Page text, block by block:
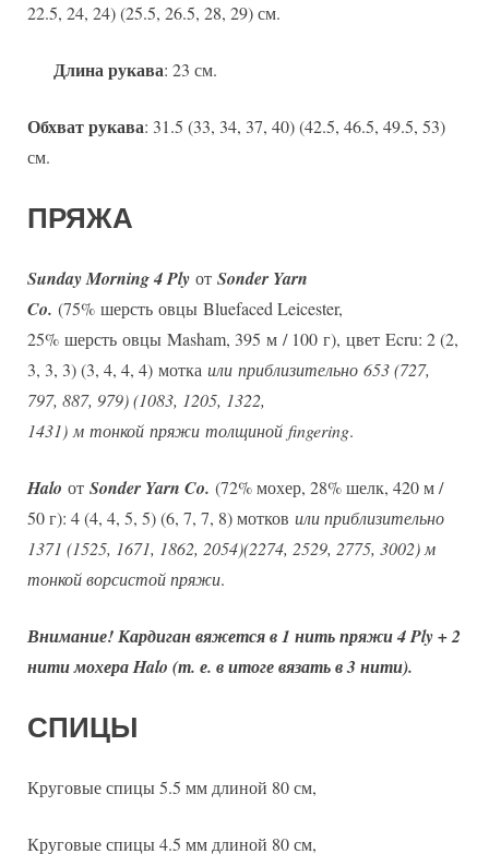
22.5, 24, 24) (25.5, 26.5, 28, 29) см.
Длина рукава: 23 см.
Обхват рукава: 31.5 (33, 34, 37, 40) (42.5, 46.5, 49.5, 53)
см.
ПРЯЖА
Sunday Morning 4 Ply от Sonder Yarn
Co. (75% шерсть овцы Bluefaced Leicester,
25% шерсть овцы Masham, 395 м / 100 г), цвет Ecru: 2 (2,
3, 3, 3) (3, 4, 4, 4) мотка или приблизительно 653 (727,
797, 887, 979) (1083, 1205, 1322,
1431) м тонкой пряжи толщиной fingering.
Halo от Sonder Yarn Co. (72% мохер, 28% шелк, 420 м /
50 г): 4 (4, 4, 5, 5) (6, 7, 7, 8) мотков или приблизительно
1371 (1525, 1671, 1862, 2054)(2274, 2529, 2775, 3002) м
тонкой ворсистой пряжи.
Внимание! Кардиган вяжется в 1 нить пряжи 4 Ply + 2
нити мохера Halo (т. е. в итоге вязать в 3 нити).
СПИЦЫ
Круговые спицы 5.5 мм длиной 80 см,
Круговые спицы 4.5 мм длиной 80 см,